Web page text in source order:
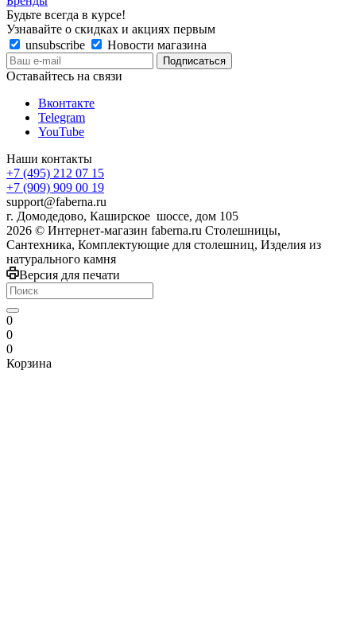
Будьте всегда в курсе!
Узнавайте о скидках и акциях первым
unsubscribe
Новости магазина
Оставайтесь на связи
Вконтакте
Telegram
YouTube
Наши контакты
+7 (495) 212 07 15
+7 (909) 909 00 19
support@faberna.ru
г. Домодедово, Каширское шоссе, дом 105
2026 © Интернет-магазин faberna.ru Столешницы,
Сантехника, Комплектующие для столешниц, Изделия из
натурального камня
Версия для печати
0
0
0
Корзина